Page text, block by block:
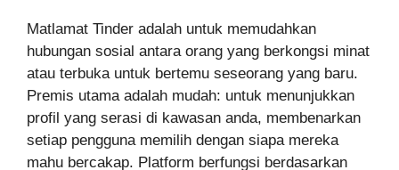
Matlamat Tinder adalah untuk memudahkan
hubungan sosial antara orang yang berkongsi minat
atau terbuka untuk bertemu seseorang yang baru.
Premis utama adalah mudah: untuk menunjukkan
profil yang serasi di kawasan anda, membenarkan
setiap pengguna memilih dengan siapa mereka
mahu bercakap. Platform berfungsi berdasarkan